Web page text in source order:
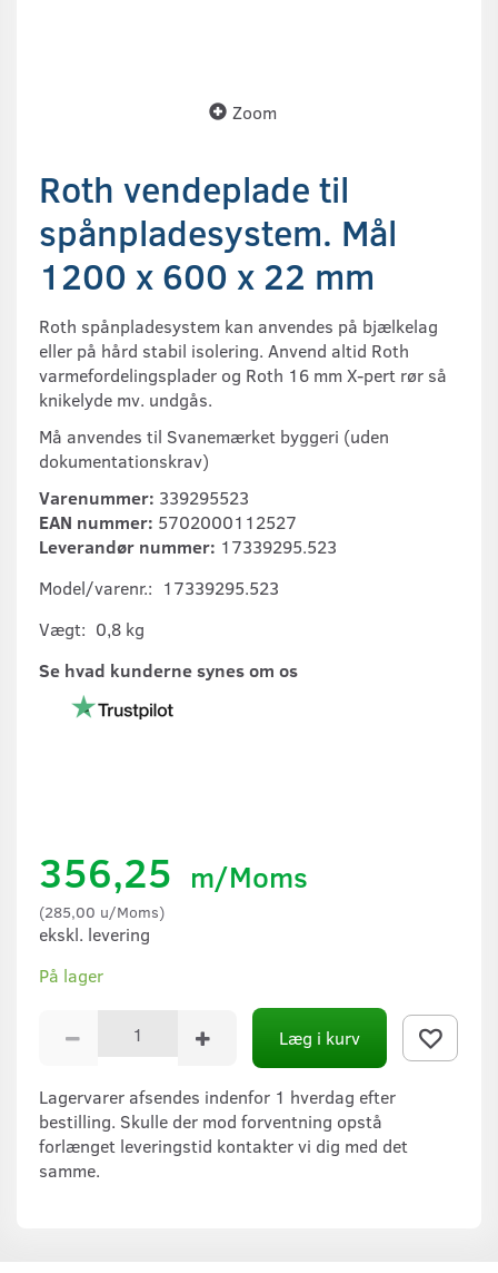
Zoom
Roth vendeplade til
spånpladesystem. Mål
1200 x 600 x 22 mm
Roth spånpladesystem kan anvendes på bjælkelag
eller på hård stabil isolering. Anvend altid Roth
varmefordelingsplader og Roth 16 mm X-pert rør så
knikelyde mv. undgås.
Må anvendes til Svanemærket byggeri (uden
dokumentationskrav)
Varenummer: 339295523
EAN nummer: 5702000112527
Leverandør nummer: 17339295.523
Model/varenr.: 17339295.523
Vægt: 0,8 kg
Se hvad kunderne synes om os
356,25 m/Moms
(285,00 u/Moms)
ekskl. levering
På lager
Læg i kurv
Lagervarer afsendes indenfor 1 hverdag efter
bestilling. Skulle der mod forventning opstå
forlænget leveringstid kontakter vi dig med det
samme.